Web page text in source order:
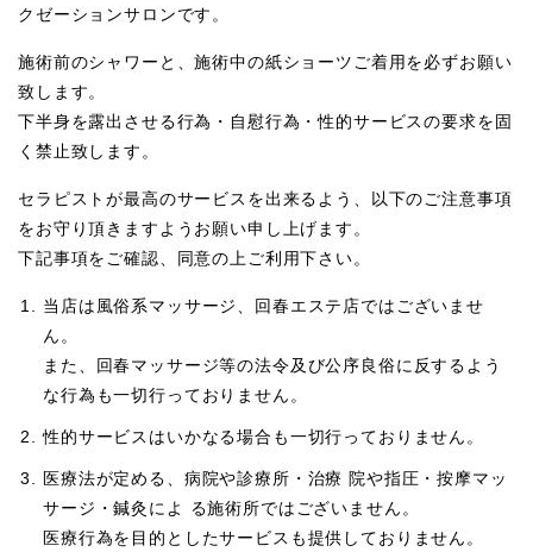
クゼーションサロンです。
施術前のシャワーと、施術中の紙ショーツご着用を必ずお願い
致します。
下半身を露出させる行為・自慰行為・性的サービスの要求を固
く禁止致します。
セラピストが最高のサービスを出来るよう、以下のご注意事項
をお守り頂きますようお願い申し上げます。
下記事項をご確認、同意の上ご利用下さい。
当店は風俗系マッサージ、回春エステ店ではございませ
ん。
また、回春マッサージ等の法令及び公序良俗に反するよう
な行為も一切行っておりません。
性的サービスはいかなる場合も一切行っておりません。
医療法が定める、病院や診療所・治療 院や指圧・按摩マッ
サージ・鍼灸によ る施術所ではございません。
医療行為を目的としたサービスも提供しておりません。